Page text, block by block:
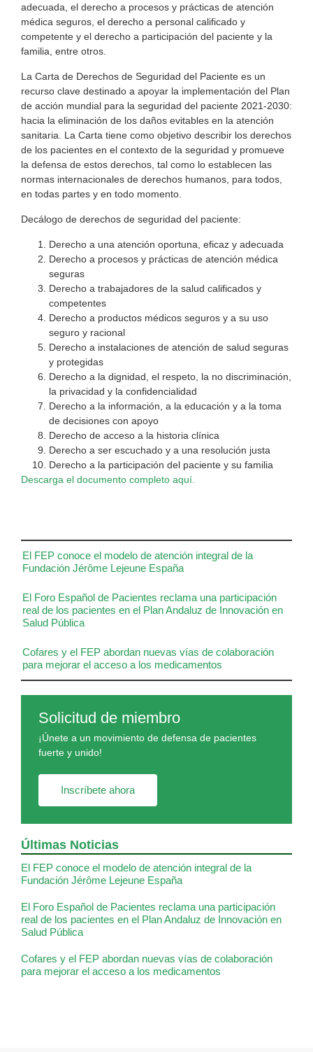
El FEP conoce el modelo de atención integral de la
Fundación Jérôme Lejeune España
El Foro Español de Pacientes reclama una participación
real de los pacientes en el Plan Andaluz de Innovación en
Salud Pública
Cofares y el FEP abordan nuevas vías de colaboración
para mejorar el acceso a los medicamentos
Solicitud de miembro
¡Únete a un movimiento de defensa de pacientes
fuerte y unido!
Inscríbete ahora
Últimas Noticias
El FEP conoce el modelo de atención integral de la
Fundación Jérôme Lejeune España
El Foro Español de Pacientes reclama una participación
real de los pacientes en el Plan Andaluz de Innovación en
Salud Pública
Cofares y el FEP abordan nuevas vías de colaboración
para mejorar el acceso a los medicamentos
adecuada, el derecho a procesos y prácticas de atención
médica seguros, el derecho a personal calificado y
competente y el derecho a participación del paciente y la
familia, entre otros.
La Carta de Derechos de Seguridad del Paciente es un
recurso clave destinado a apoyar la implementación del Plan
de acción mundial para la seguridad del paciente 2021-2030:
hacia la eliminación de los daños evitables en la atención
sanitaria. La Carta tiene como objetivo describir los derechos
de los pacientes en el contexto de la seguridad y promueve
la defensa de estos derechos, tal como lo establecen las
normas internacionales de derechos humanos, para todos,
en todas partes y en todo momento.
Decálogo de derechos de seguridad del paciente:
Derecho a una atención oportuna, eficaz y adecuada
Derecho a procesos y prácticas de atención médica
seguras
Derecho a trabajadores de la salud calificados y
competentes
Derecho a productos médicos seguros y a su uso
seguro y racional
Derecho a instalaciones de atención de salud seguras
y protegidas
Derecho a la dignidad, el respeto, la no discriminación,
la privacidad y la confidencialidad
Derecho a la información, a la educación y a la toma
de decisiones con apoyo
Derecho de acceso a la historia clínica
Derecho a ser escuchado y a una resolución justa
Derecho a la participación del paciente y su familia
Descarga el documento completo aquí.